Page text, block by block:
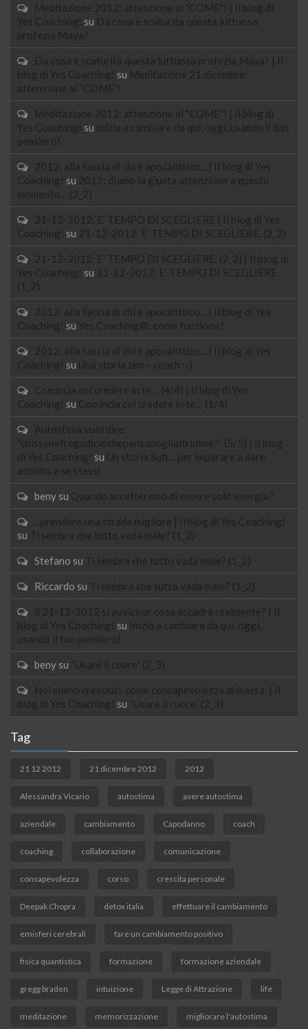
Meditazione 2012: attenzione al "COME"! | Il blog di
Yes Coaching! su
Da cosa è scaturita questa luttuosa
profezia Maya?
Da cosa è scaturita questa luttuosa profezia Maya? | Il
blog di Yes Coaching! su
Meditazione 21 dicembre:
attenzione al “COME”!
Meditazione 2012: attenzione al "COME"! | Il blog di
Yes Coaching! su
Inizia a cambiare da qui, oggi, usando il tuo
pensiero!
2012: alla faccia di chi è apocalittico... | Il blog di Yes
Coaching! su 2012: diamo la giusta attenzione a questo
momento… (2_2)
21-12-2012: E’ TEMPO DI SCEGLIERE | Il blog di Yes
Coaching! su 21-12-2012: E’ TEMPO DI SCEGLIERE. (2_2)
21-12-2012: E’ TEMPO DI SCEGLIERE. (2_2) | Il blog di
Yes Coaching! su 21-12-2012: E’ TEMPO DI SCEGLIERE.
(1_2)
2012: alla faccia di chi è apocalittico... | Il blog di Yes
Coaching! su Yes Coaching®: come funziona?
2012: alla faccia di chi è apocalittico... | Il blog di Yes
Coaching! su Una storia zen – coach :-)
Comincia col credere in te… (4/4) | Il blog di Yes
Coaching! su Comincia col credere in te… (1/4)
Autostima vuol dire:
“chissenefregadiciòchepensanoglialtridime?” (5/5) | Il blog
di Yes Coaching! su
Un storia Sufi… per imparare a dare
ascolto a se stessi
beny su Quando accetteremo di essere solo energia?
...prendere una strada migliore | Il blog di Yes Coaching!
su
Ti sembra che tutto vada male? (1_2)
Stefano su Ti sembra che tutto vada male? (1_2)
Riccardo su Ti sembra che tutto vada male? (1_2)
il 21-12-2012 si avvicina: cosa accadrà realmente? | Il
blog di Yes Coaching! su
Inizia a cambiare da qui, oggi,
usando il tuo pensiero!
beny su “Usare il cuore” (2_3)
Noi siamo cresciuti, come consapevolezza di massa. | Il
blog di Yes Coaching! su “Usare il cuore” (2_3)
Tag
21 12 2012 21 dicembre 2012 2012
Alessandra Vicario autostima avere autostima
aziendale cambiamento Capodanno coach
coaching collaborazione comunicazione
consapevolezza corso crescita personale
Deepak Chopra detox italia effettuare il cambiamento
emisferi cerebrali fare un cambiamento positivo
fisica quantistica formazione formazione aziendale
gregg braden intuizione Legge di Attrazione life
meditazione memorizzazione migliorare l'autostima